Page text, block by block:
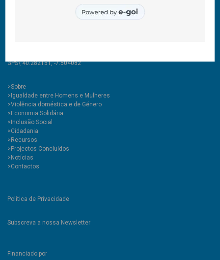
6200-136 Covilhã, Portugal
GPS\ 40.282151, -7.504082
>Sobre
>Igualdade entre Homens e Mulheres
>Violência doméstica e de Género
>Economia Solidária
>Inclusão Social
>Cidadania
>Recursos
>Projectos Concluídos
>Notícias
>Contactos
Política de Privacidade
Subscreva a nossa Newsletter
Financiado por